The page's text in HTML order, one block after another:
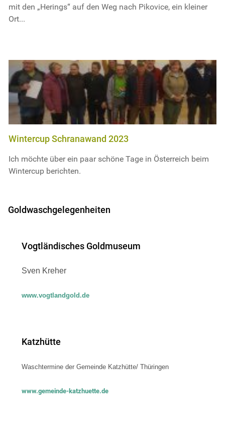
mit den „Herings“ auf den Weg nach Pikovice, ein kleiner
Ort...
Wintercup Schranawand 2023
Ich möchte über ein paar schöne Tage in Österreich beim
Wintercup berichten.
Goldwaschgelegenheiten
Vogtländisches Goldmuseum
Sven Kreher
www.vogtlandgold.de
Katzhütte
Waschtermine der Gemeinde Katzhütte/ Thüringen
www.gemeinde-katzhuette.de